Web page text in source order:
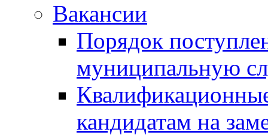
Вакансии
Порядок
муниципальную
кандидатам на